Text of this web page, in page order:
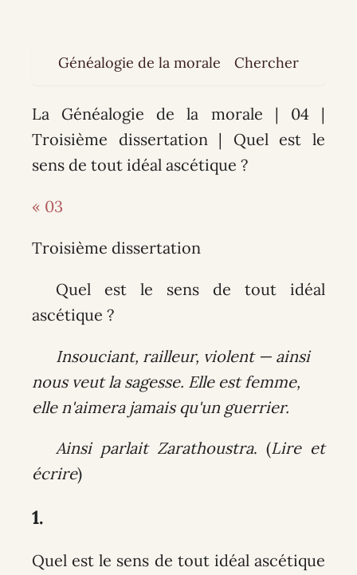
Généalogie de la morale Chercher
La Généalogie de la morale | 04 |
Troisième dissertation | Quel est le
sens de tout idéal ascétique ?
« 03
Troisième dissertation
Quel est le sens de tout idéal
ascétique ?
Insouciant, railleur, violent — ainsi
nous veut la sagesse. Elle est femme,
elle n'aimera jamais qu'un guerrier.
Ainsi parlait Zarathoustra. (Lire et
écrire)
1.
Quel est le sens de tout idéal ascétique